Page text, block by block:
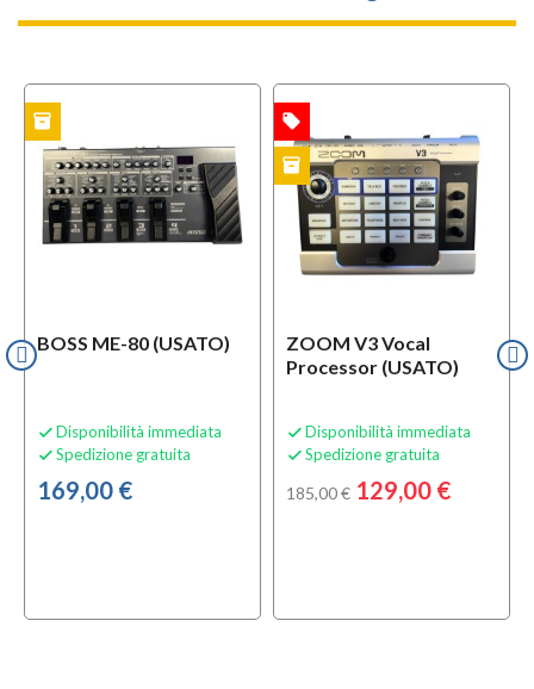
BOSS ME-80 (USATO)
 Disponibilità immediata
 Spedizione gratuita
169,00 €
inventory
ZOOM V3 Vocal
Processor (USATO)
 Disponibilità immediata
 Spedizione gratuita
185,00 € 129,00 €
local_offer
USATO inventory USATO